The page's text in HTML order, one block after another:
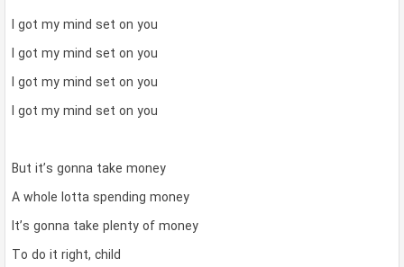
I got my mind set on you
I got my mind set on you
I got my mind set on you
I got my mind set on you
But it’s gonna take money
A whole lotta spending money
It’s gonna take plenty of money
To do it right, child